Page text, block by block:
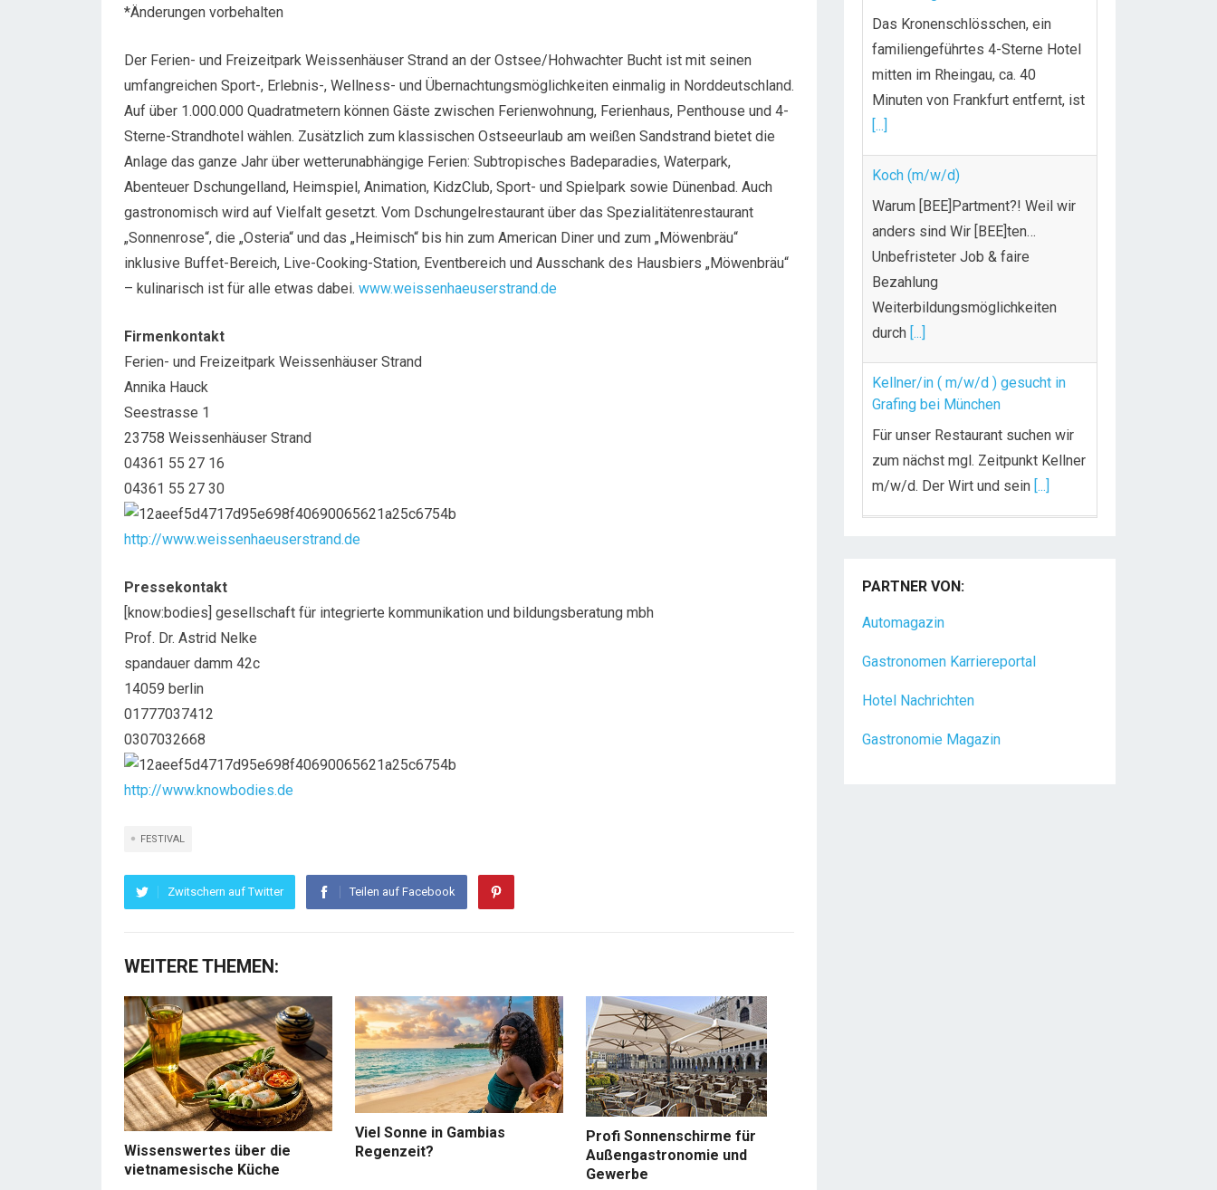
*Änderungen vorbehalten
Der Ferien- und Freizeitpark Weissenhäuser Strand an der Ostsee/Hohwachter Bucht ist mit seinen
umfangreichen Sport-, Erlebnis-, Wellness- und Übernachtungsmöglichkeiten einmalig in Norddeutschland.
Auf über 1.000.000 Quadratmetern können Gäste zwischen Ferienwohnung, Ferienhaus, Penthouse und 4-
Sterne-Strandhotel wählen. Zusätzlich zum klassischen Ostseeurlaub am weißen Sandstrand bietet die
Anlage das ganze Jahr über wetterunabhängige Ferien: Subtropisches Badeparadies, Waterpark,
Abenteuer Dschungelland, Heimspiel, Animation, KidzClub, Sport- und Spielpark sowie Dünenbad. Auch
gastronomisch wird auf Vielfalt gesetzt. Vom Dschungelrestaurant über das Spezialitätenrestaurant
„Sonnenrose“, die „Osteria“ und das „Heimisch“ bis hin zum American Diner und zum „Möwenbräu“
inklusive Buffet-Bereich, Live-Cooking-Station, Eventbereich und Ausschank des Hausbiers „Möwenbräu“
– kulinarisch ist für alle etwas dabei. www.weissenhaeuserstrand.de
Firmenkontakt
Ferien- und Freizeitpark Weissenhäuser Strand
Annika Hauck
Seestrasse 1
23758 Weissenhäuser Strand
04361 55 27 16
04361 55 27 30
http://www.weissenhaeuserstrand.de
Pressekontakt
[know:bodies] gesellschaft für integrierte kommunikation und bildungsberatung mbh
Prof. Dr. Astrid Nelke
spandauer damm 42c
14059 berlin
01777037412
0307032668
http://www.knowbodies.de
FESTIVAL
Zwitschern auf Twitter Teilen auf Facebook
WEITERE THEMEN:
Wissenswertes über die
vietnamesische Küche
Viel Sonne in Gambias
Regenzeit?
Profi Sonnenschirme für
Außengastronomie und
Gewerbe
Das Kronenschlösschen, ein
familiengeführtes 4-Sterne Hotel
mitten im Rheingau, ca. 40
Minuten von Frankfurt entfernt, ist
[...]
Koch (m/w/d)
Warum [BEE]Partment?! Weil wir
anders sind Wir [BEE]ten…
Unbefristeter Job & faire
Bezahlung
Weiterbildungsmöglichkeiten
durch [...]
Kellner/in ( m/w/d ) gesucht in
Grafing bei München
Für unser Restaurant suchen wir
zum nächst mgl. Zeitpunkt Kellner
m/w/d. Der Wirt und sein [...]
Dein Arbeitsplatz mit
Urlaubsfeeling Chef de Rang
Leidenschaft und liebst[...]
PARTNER VON:
Automagazin
Gastronomen Karriereportal
Hotel Nachrichten
Gastronomie Magazin